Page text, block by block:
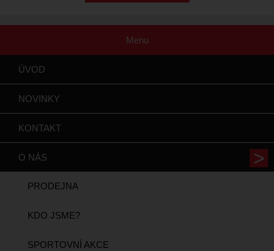
Menu
ÚVOD
NOVINKY
KONTAKT
O NÁS
PRODEJNA
KDO JSME?
SPORTOVNÍ AKCE